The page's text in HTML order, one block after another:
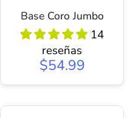
Base Coro Jumbo
14
reseñas
$54.99